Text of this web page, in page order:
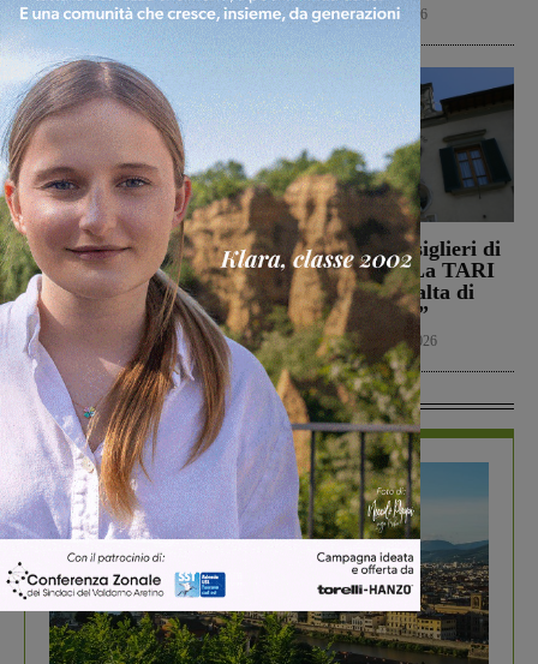
Cultura 9 Agosto 2026 Calcio 8 Agosto 2026
Il Montevarchi affronta
in amichevole l’Ancona
Calcio 8 Agosto 2026
Reggello, i consiglieri di
opposizione: “La TARI
2026 resta più alta di
quella del 2022”
Politica 8 Agosto 2026
In Vetrina